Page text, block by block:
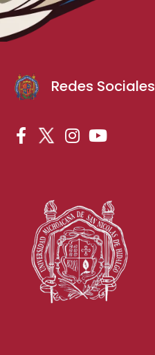
Redes Sociales